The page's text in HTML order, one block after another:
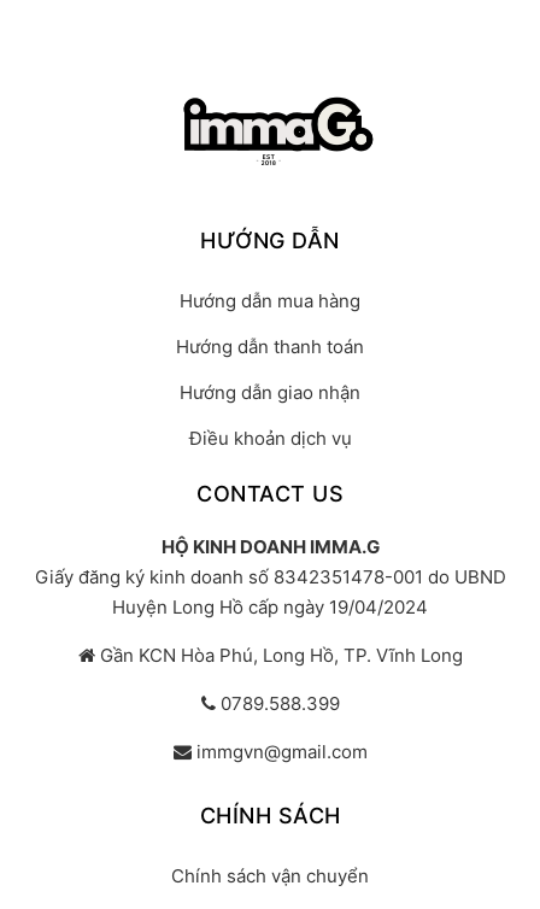
HƯỚNG DẪN
Hướng dẫn mua hàng
Hướng dẫn thanh toán
Hướng dẫn giao nhận
Điều khoản dịch vụ
CONTACT US
HỘ KINH DOANH IMMA.G
Giấy đăng ký kinh doanh số 8342351478-001 do UBND
Huyện Long Hồ cấp ngày 19/04/2024
Gần KCN Hòa Phú, Long Hồ, TP. Vĩnh Long
0789.588.399
immgvn@gmail.com
CHÍNH SÁCH
Chính sách vận chuyển